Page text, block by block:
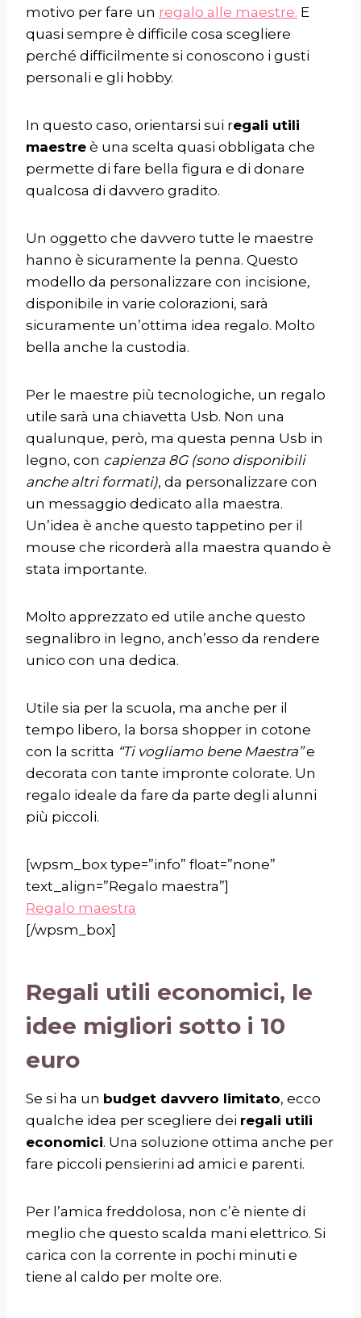
motivo per fare un regalo alle maestre. E
quasi sempre è difficile cosa scegliere
perché difficilmente si conoscono i gusti
personali e gli hobby.
In questo caso, orientarsi sui regali utili
maestre è una scelta quasi obbligata che
permette di fare bella figura e di donare
qualcosa di davvero gradito.
Un oggetto che davvero tutte le maestre
hanno è sicuramente la penna. Questo
modello da personalizzare con incisione,
disponibile in varie colorazioni, sarà
sicuramente un’ottima idea regalo. Molto
bella anche la custodia.
Per le maestre più tecnologiche, un regalo
utile sarà una chiavetta Usb. Non una
qualunque, però, ma questa penna Usb in
legno, con capienza 8G (sono disponibili
anche altri formati), da personalizzare con
un messaggio dedicato alla maestra.
Un’idea è anche questo tappetino per il
mouse che ricorderà alla maestra quando è
stata importante.
Molto apprezzato ed utile anche questo
segnalibro in legno, anch’esso da rendere
unico con una dedica.
Utile sia per la scuola, ma anche per il
tempo libero, la borsa shopper in cotone
con la scritta “Ti vogliamo bene Maestra”e
decorata con tante impronte colorate. Un
regalo ideale da fare da parte degli alunni
più piccoli.
[wpsm_box type=”info” float=”none”
text_align=”Regalo maestra”]
Regalo maestra
[/wpsm_box]
Regali utili economici, le
idee migliori sotto i 10
euro
Se si ha un budget davvero limitato, ecco
qualche idea per scegliere dei regali utili
economici. Una soluzione ottima anche per
fare piccoli pensierini ad amici e parenti.
Per l’amica freddolosa, non c’è niente di
meglio che questo scalda mani elettrico. Si
carica con la corrente in pochi minuti e
tiene al caldo per molte ore.